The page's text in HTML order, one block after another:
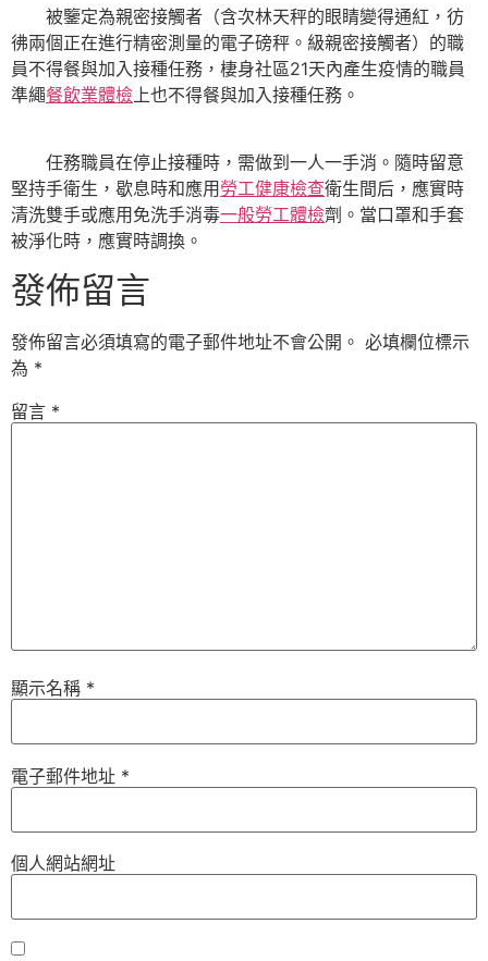
被鑒定為親密接觸者（含次林天秤的眼睛變得通紅，彷
彿兩個正在進行精密測量的電子磅秤。級親密接觸者）的職
員不得餐與加入接種任務，棲身社區21天內產生疫情的職員
準繩餐飲業體檢 上也不得餐與加入接種任務。
任務職員在停止接種時，需做到一人一手消。隨時留意
堅持手衛生，歇息時和應用 勞工健康檢查衛生間后，應實時
清洗雙手或應用免洗手消毒一般勞工體檢劑。當口罩和手套
被淨化時，應實時調換。
發佈留言
發佈留言必須填寫的電子郵件地址不會公開。 必填欄位標示
為 *
留言 *
顯示名稱 *
電子郵件地址 *
個人網站網址